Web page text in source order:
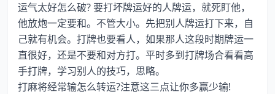
运气太好怎么破? 要打坏牌运好的人牌运，就死盯他，
他放炮一定要和。不管大小。先把别人牌运打下来，自
己就有机会。打牌也要看人，如果那人这段时期牌运一
直很好，还是不要和对方打。平时多到打牌场合看看高
手打牌，学习别人的技巧，思略。
打麻将经常输怎么转运?注意这三点让你多赢少输!